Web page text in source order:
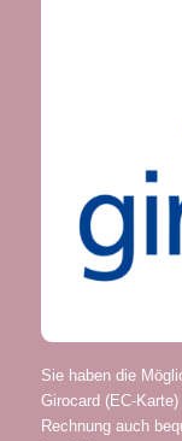
Sie haben die
Girocard (EC-
Rechnung auch